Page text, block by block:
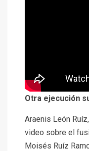
Otra ejecución
Araenis León
video sobre el
Moisés Ruíz